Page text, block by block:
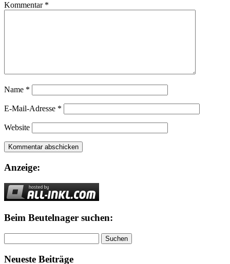
Kommentar *
Name *
E-Mail-Adresse *
Website
Anzeige:
Beim Beutelnager suchen:
nach:
Neueste Beiträge